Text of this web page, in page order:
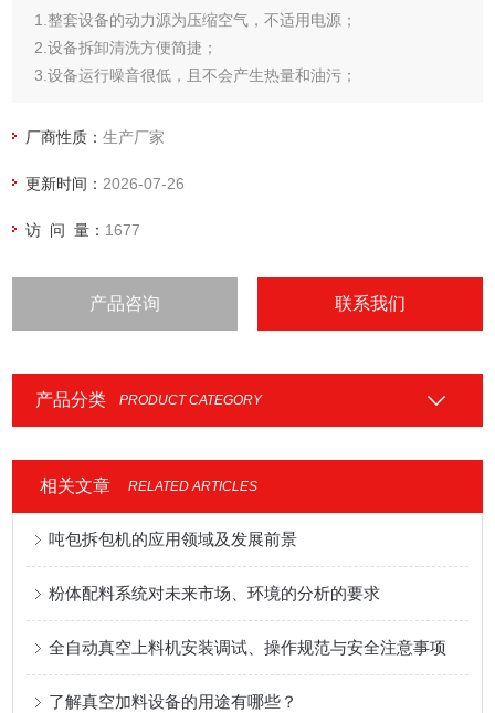
1.整套设备的动力源为压缩空气，不适用电源；
2.设备拆卸清洗方便简捷；
3.设备运行噪音很低，且不会产生热量和油污；
漏；
厂商性质：生产厂家
更新时间： 2026-07-26
访 问 量： 1677
产品咨询 联系我们
产品分类 PRODUCT CATEGORY
相关文章 RELATED ARTICLES
吨包拆包机的应用领域及发展前景
粉体配料系统对未来市场、环境的分析的要求
全自动真空上料机安装调试、操作规范与安全注意事项
了解真空加料设备的用途有哪些？